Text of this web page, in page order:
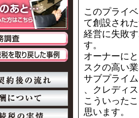
このプライ
て創設され
経営に失敗
す。
オーナーに
スクの高い
サブプライ
、クレディ
こういった
思います。